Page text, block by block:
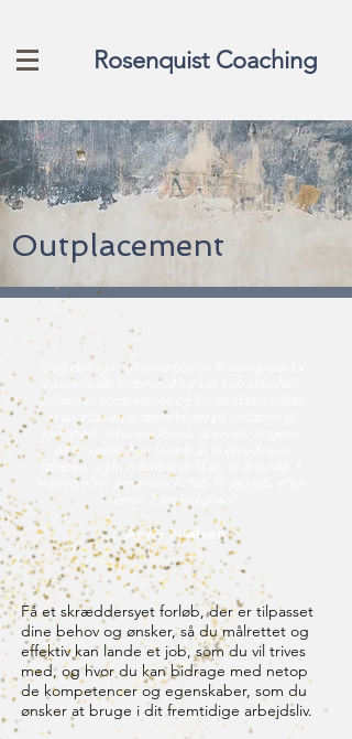
Rosenquist Coaching
Outplacement
Få et skræddersyet forløb, der er tilpasset
dine behov og ønsker, så du målrettet og
effektiv kan lande et job, som du vil trives
med, og hvor du kan bidrage med netop
de kompetencer og egenskaber, som du
ønsker at bruge i dit fremtidige arbejdsliv.
"Jeg deltog i Johanne Louise Rosenquists 4 x
coachforløb (Jobmind) og kan kun anbefale
Johannes kompetente og konstruktive måde
at angribe arbejdsmarkedet på i relation til
ledighed. Johanne formår at vende tingene
på hovedet, hun formår at få én ud over
rampen, og hun formår at få én til at turde. 1
måned efter Johannes forløb fik jeg job, efter
næsten 2 års ledighed".
Anne Nielsen